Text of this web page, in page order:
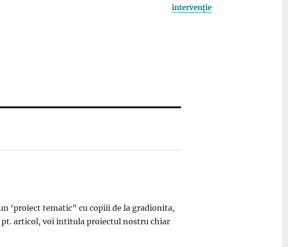
intervenție
‘proiect tematic” cu copiii de la gradionita,
pt. articol, voi intitula proiectul nostru chiar